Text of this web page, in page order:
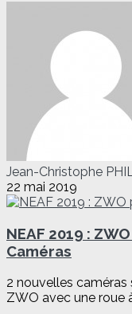
Jean-Christophe
22 mai 2019
NEAF 2019 :
Caméras
2 nouvelles
ZWO avec une roue